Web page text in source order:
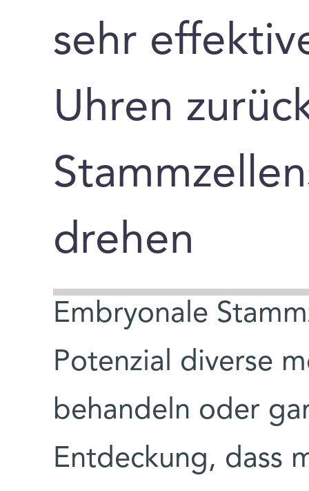
sehr
Uhren
drehen
Embryonale
Potenzial diverse
behandeln oder
Entdeckung, dass